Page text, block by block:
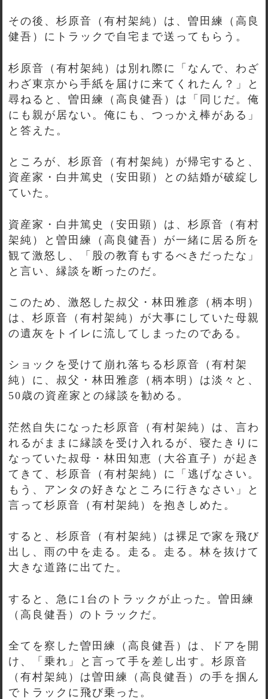
その後、杉原音（有村架純）は、曽田練（高良
健吾）にトラックで自宅まで送ってもらう。
杉原音（有村架純）は別れ際に「なんで、わざ
わざ東京から手紙を届けに来てくれたん？」と
尋ねると、曽田練（高良健吾）は「同じだ。俺
にも親が居ない。俺にも、つっかえ棒がある」
と答えた。
ところが、杉原音（有村架純）が帰宅すると、
資産家・白井篤史（安田顕）との結婚が破綻し
ていた。
資産家・白井篤史（安田顕）は、杉原音（有村
架純）と曽田練（高良健吾）が一緒に居る所を
観て激怒し、「股の教育もするべきだったな」
と言い、縁談を断ったのだ。
このため、激怒した叔父・林田雅彦（柄本明）
は、杉原音（有村架純）が大事にしていた母親
の遺灰をトイレに流してしまったのである。
ショックを受けて崩れ落ちる杉原音（有村架
純）に、叔父・林田雅彦（柄本明）は淡々と、
50歳の資産家との縁談を勧める。
茫然自失になった杉原音（有村架純）は、言わ
れるがままに縁談を受け入れるが、寝たきりに
なっていた叔母・林田知恵（大谷直子）が起き
てきて、杉原音（有村架純）に「逃げなさい。
もう、アンタの好きなところに行きなさい」と
言って杉原音（有村架純）を抱きしめた。
すると、杉原音（有村架純）は裸足で家を飛び
出し、雨の中を走る。走る。走る。林を抜けて
大きな道路に出てた。
すると、急に1台のトラックが止った。曽田練
（高良健吾）のトラックだ。
全てを察した曽田練（高良健吾）は、ドアを開
け、「乗れ」と言って手を差し出す。杉原音
（有村架純）は曽田練（高良健吾）の手を掴ん
でトラックに飛び乗った。